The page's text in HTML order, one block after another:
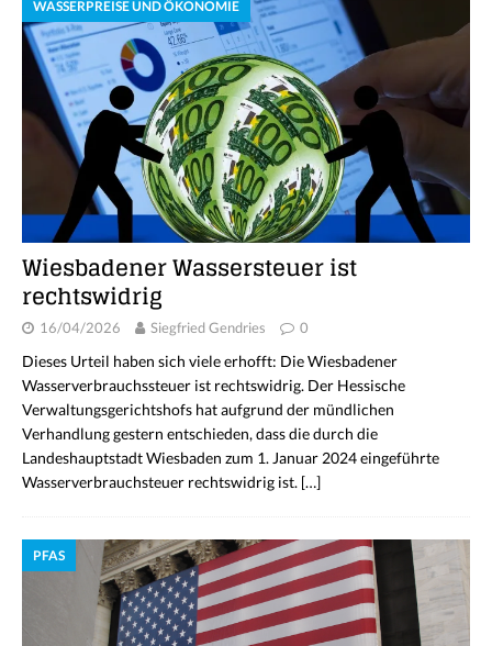
WASSERPREISE UND ÖKONOMIE
Wiesbadener Wassersteuer ist
rechtswidrig
16/04/2026 Siegfried Gendries 0
Dieses Urteil haben sich viele erhofft: Die Wiesbadener
Wasserverbrauchssteuer ist rechtswidrig. Der Hessische
Verwaltungsgerichtshofs hat aufgrund der mündlichen
Verhandlung gestern entschieden, dass die durch die
Landeshauptstadt Wiesbaden zum 1. Januar 2024 eingeführte
Wasserverbrauchsteuer rechtswidrig ist. […]
PFAS